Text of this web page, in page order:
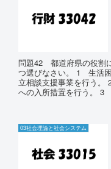
問題42 都道府県の役割
つ選びなさい。 1 生活
立相談支援事業を行う
への入所措置を行う。 3
03社会理論と社会システム